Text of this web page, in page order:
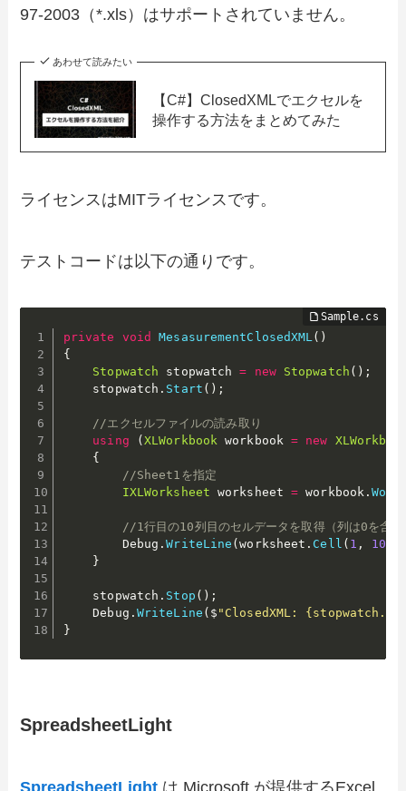
97-2003（*.xls）はサポートされていません。
あわせて読みたい
【C#】ClosedXMLでエクセルを
操作する方法をまとめてみた
ライセンスはMITライセンスです。
テストコードは以下の通りです。
private void MesasurementClosedXML( )
{
Stopwatch stopwatch = new Stopwatch ( ) ;
    stopwatch
. Start ( ) ;
//エクセルファイルの読み取り
using
(XLWorkbook workbook = new
{
//Sheet1を指定
IXLWorksheet worksheet = workbook .
//1行目の10列目のセルデータを取得（列は0を含ま
        Debug
.WriteLine (worksheet . Cell ( 1 , 10
}
    stopwatch
. Stop ( ) ;
    Debug
. WriteLine ( $ "ClosedXML:
}
SpreadsheetLight